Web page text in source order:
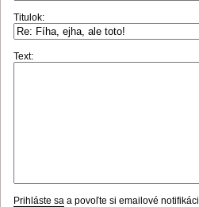
Titulok:
Text:
Prihláste sa a povoľte si emailové